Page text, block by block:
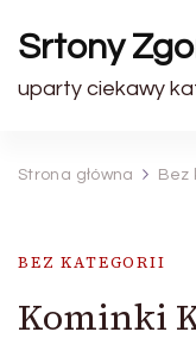
Srtony
uparty ciekawy
Strona główna Bez
BEZ KATEGORII
Kominki